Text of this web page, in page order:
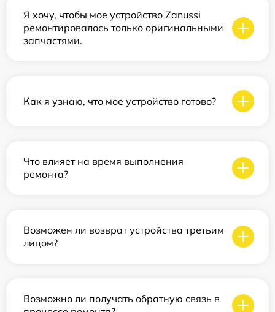
Я хочу, чтобы мое устройство Zanussi
ремонтировалось только оригинальными
запчастями.
Как я узнаю, что мое устройство готово?
Что влияет на время выполнения
ремонта?
Возможен ли возврат устройства третьим
лицом?
Возможно ли получать обратную связь в